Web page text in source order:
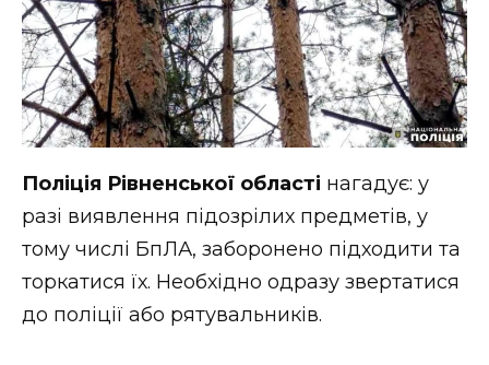
Поліція Рівненської області нагадує: у
разі виявлення підозрілих предметів, у
тому числі БпЛА, заборонено підходити та
торкатися їх. Необхідно одразу звертатися
до поліції або рятувальників.